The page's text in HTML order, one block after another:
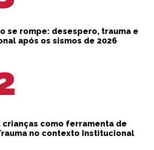
se rompe: desespero, trauma e
após os sismos de 2026
crianças como ferramenta de
no contexto Institucional